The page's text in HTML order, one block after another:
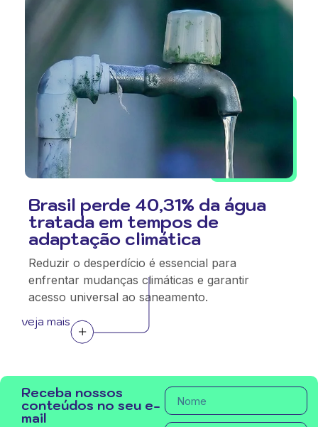
Brasil perde 40,31% da água
tratada em tempos de
adaptação climática
Reduzir o desperdício é essencial para
enfrentar mudanças climáticas e garantir
acesso universal ao saneamento.
veja mais
Receba nossos
conteúdos no seu e-
mail